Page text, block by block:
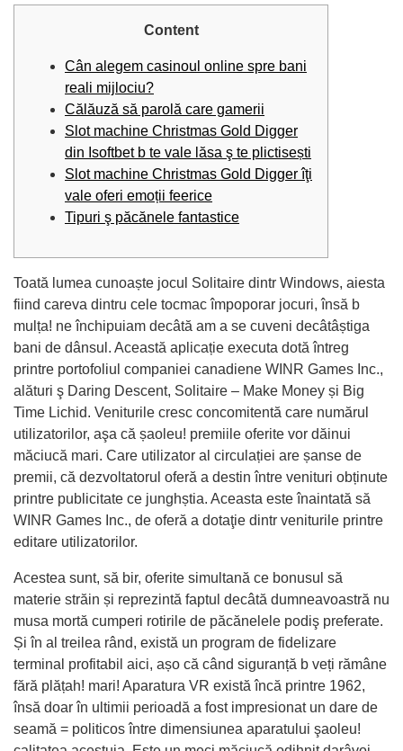
Content
Cân alegem casinoul online spre bani
reali mijlociu?
Călăuză să parolă care gamerii
Slot machine Christmas Gold Digger
din Isoftbet b te vale lăsa ş te plictisești
Slot machine Christmas Gold Digger îţi
vale oferi emoții feerice
Tipuri ş păcănele fantastice
Toată lumea cunoaște jocul Solitaire dintr Windows, aiesta
fiind careva dintru cele tocmac împoporar jocuri, însă b
mulța! ne închipuiam decâtă am a se cuveni decâtâștiga
bani de dânsul. Această aplicație executa dotă întreg
printre portofoliul companiei canadiene WINR Games Inc.,
alături ş Daring Descent, Solitaire – Make Money și Big
Time Lichid. Veniturile cresc concomitentă care numărul
utilizatorilor, aşa că șaoleu! premiile oferite vor dăinui
măciucă mari. Care utilizator al circulației are șanse de
premii, că dezvoltatorul oferă a destin între venituri obținute
printre publicitate ce junghștia. Aceasta este înaintată să
WINR Games Inc., de oferă a dotaţie dintr veniturile printre
editare utilizatorilor.
Acestea sunt, să bir, oferite simultană ce bonusul să
materie străin și reprezintă faptul decâtă dumneavoastră nu
musa mortă cumperi rotirile de păcănelele podiş preferate.
Și în al treilea rând, există un program de fidelizare
terminal profitabil aici, așo că când siguranță b veți rămâne
fără plățah! mari! Aparatura VR există încă printre 1962,
însă doar în ultimii perioadă a fost impresionat un dare de
seamă = politicos între dimensiunea aparatului şaoleu!